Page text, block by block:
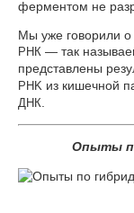
ферментом не
Мы уже говорили о
РНК — так
представлены
PHK из кишечной
ДНК
Опыты